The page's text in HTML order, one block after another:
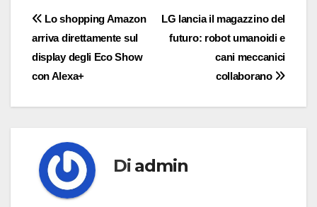
Navigazione
articoli
LG lancia il magazzino del
futuro: robot umanoidi e
cani meccanici
collaborano
Lo shopping Amazon
arriva direttamente sul
display degli Eco Show
con Alexa+
Di admin